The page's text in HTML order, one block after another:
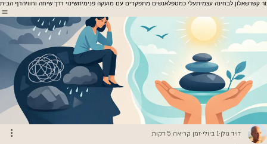
דף הביתשינוי דרך שיחה וחוויהאנשים מתפקדים עם מועקה פנימיתעלי כמטפלשאלון לבחינה עצמיתקשר
דויד גולן 1 ביולי זמן קריאה 5 דקות